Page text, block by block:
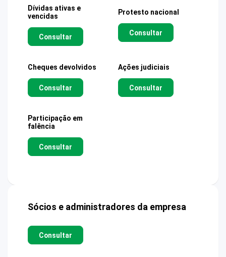
Dívidas ativas e
vencidas
Consultar
Protesto nacional
Consultar
Cheques devolvidos
Consultar
Ações judiciais
Consultar
Participação em
falência
Consultar
Sócios e administradores da empresa
Consultar